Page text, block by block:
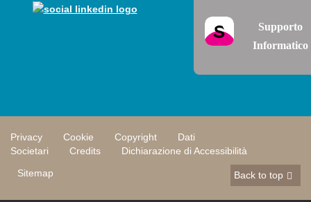
Supporto
Informatico
Privacy Cookie Copyright
Dati
Societari
Credits
Dichiarazione di Accessibilità
Sitemap
Back to top